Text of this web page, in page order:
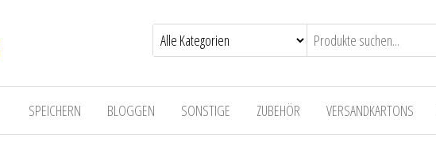
SPEICHERN BLOGGEN SONSTIGE ZUBEHÖR VERSANDKARTONS